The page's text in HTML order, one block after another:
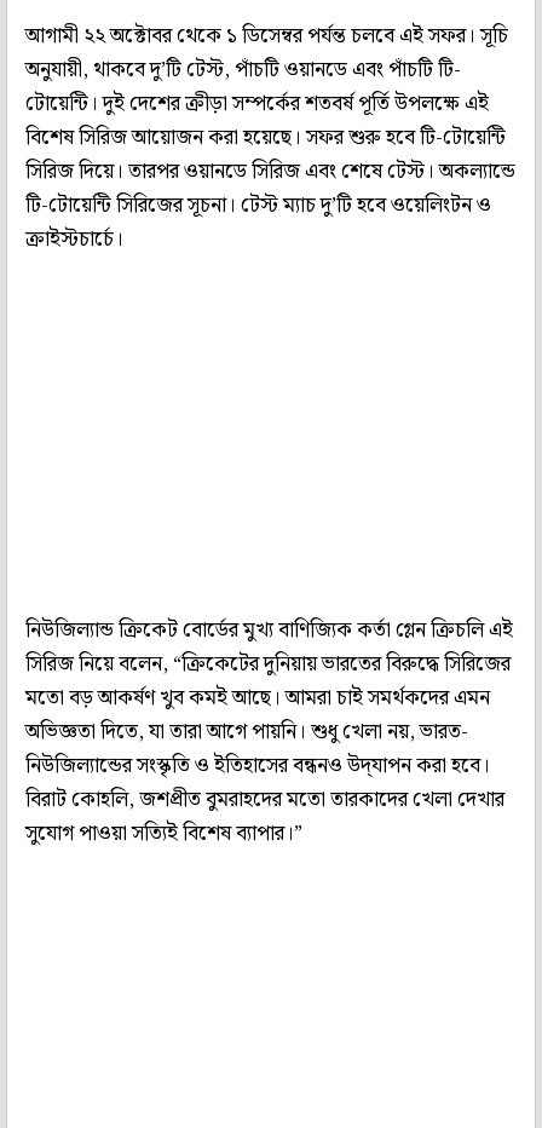
আগামী ২২ অক্টোবর থেকে ১ ডিসেম্বর পর্যন্ত চলবে এই সফর। সূচি
অনুযায়ী, থাকবে দু’টি টেস্ট, পাঁচটি ওয়ানডে এবং পাঁচটি টি-
টোয়েন্টি। দুই দেশের ক্রীড়া সম্পর্কের শতবর্ষ পূর্তি উপলক্ষে এই
বিশেষ সিরিজ আয়োজন করা হয়েছে। সফর শুরু হবে টি-টোয়েন্টি
সিরিজ দিয়ে। তারপর ওয়ানডে সিরিজ এবং শেষে টেস্ট। অকল্যান্ডে
টি-টোয়েন্টি সিরিজের সূচনা। টেস্ট ম্যাচ দু’টি হবে ওয়েলিংটন ও
ক্রাইস্টচার্চে।
নিউজিল্যান্ড ক্রিকেট বোর্ডের মুখ্য বাণিজ্যিক কর্তা গ্লেন ক্রিচলি এই
সিরিজ নিয়ে বলেন, “ক্রিকেটের দুনিয়ায় ভারতের বিরুদ্ধে সিরিজের
মতো বড় আকর্ষণ খুব কমই আছে। আমরা চাই সমর্থকদের এমন
অভিজ্ঞতা দিতে, যা তারা আগে পায়নি। শুধু খেলা নয়, ভারত-
নিউজিল্যান্ডের সংস্কৃতি ও ইতিহাসের বন্ধনও উদ্‌যাপন করা হবে।
বিরাট কোহলি, জশপ্রীত বুমরাহদের মতো তারকাদের খেলা দেখার
সুযোগ পাওয়া সত্যিই বিশেষ ব্যাপার।”